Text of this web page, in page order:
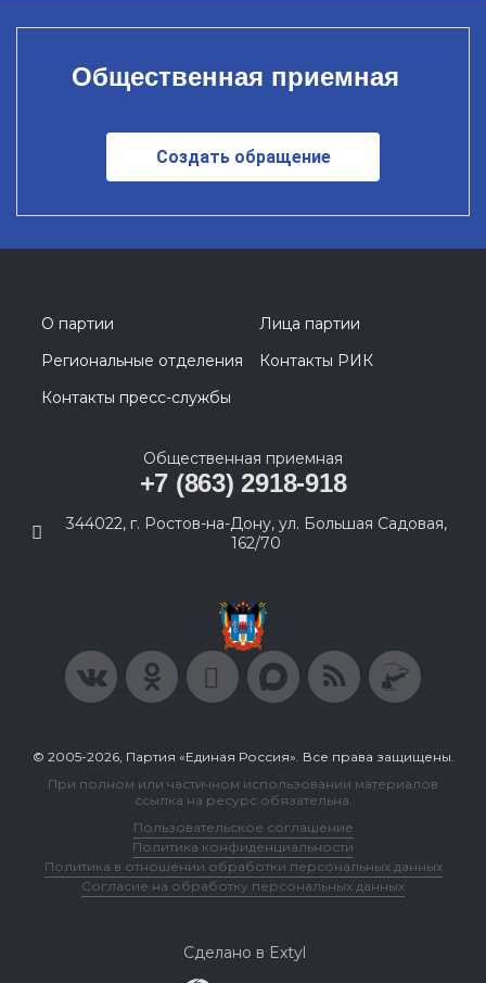
Общественная приемная
Создать обращение
О партии
Лица партии
Региональные отделения
Контакты РИК
Контакты пресс-службы
Общественная приемная
+7 (863) 2918-918
344022, г. Ростов-на-Дону, ул. Большая Садовая,
162/70
© 2005-2026, Партия «Единая Россия». Все права защищены.
При полном или частичном использовании материалов
ссылка на ресурс обязательна.
Пользовательское соглашение
Политика конфиденциальности
Политика в отношении обработки персональных данных
Согласие на обработку персональных данных
Сделано в Extyl